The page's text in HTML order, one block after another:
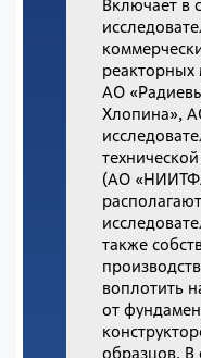
Включает в
АО
Хлопина»,
(АО
также
воплотить
от
образцов. В